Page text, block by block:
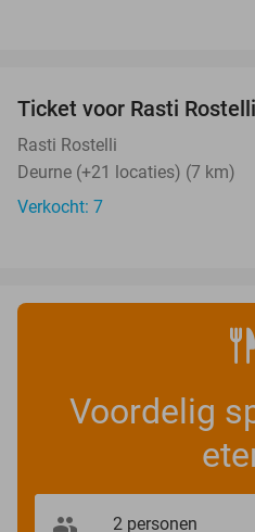
TODAY
Ticket voor Rasti Rostelli
Rasti Rostelli
Deurne (+21 locaties) (7 km)
Verkocht: 7
Voordelig